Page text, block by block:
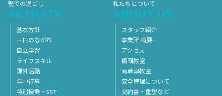
塾での過ごし
ACTIVITY
基本方針
一日のながれ
自立学習
ライフスキル
課外活動
年中行事
特別授業・SST
私たちについて
ABOUT US
スタッフ紹介
事業所 概要
アクセス
橋岡教室
南草津教室
安全管理について
契約書・重説など